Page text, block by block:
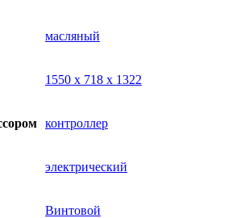
масляный
1550 х 718 х 1322
контроллер
электрический
Винтовой